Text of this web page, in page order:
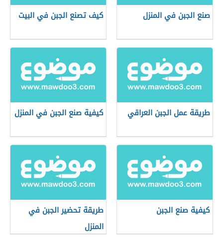
صنع الجبن في المنزل كيف تصنع الجبن في البيت
طريقة عمل الجبن العراقي كيفية صنع الجبن في المنزل
كيفية صنع الجبن
طريقة تحضير الجبن في
المنزل